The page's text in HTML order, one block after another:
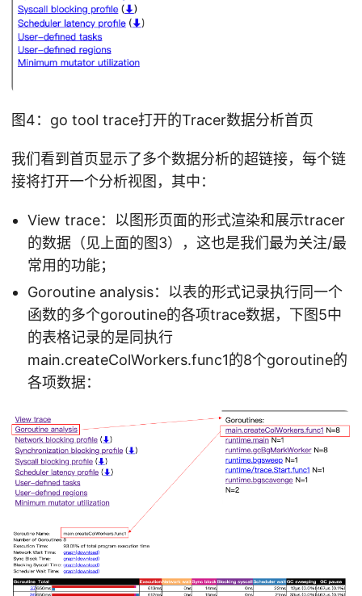
图4：go tool trace打开的Tracer数据分析首页
我们看到首页显示了多个数据分析的超链接，每个链
接将打开一个分析视图，其中：
View trace：以图形页面的形式渲染和展示tracer
的数据（见上面的图3），这也是我们最为关注/最
常用的功能；
Goroutine analysis：以表的形式记录执行同一个
函数的多个goroutine的各项trace数据，下图5中
的表格记录的是同执行
main.createColWorkers.func1的8个goroutine的
各项数据：